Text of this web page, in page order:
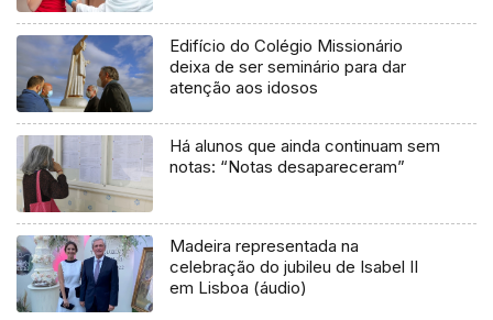
Edifício do Colégio Missionário
deixa de ser seminário para dar
atenção aos idosos
Há alunos que ainda continuam sem
notas: “Notas desapareceram”
Madeira representada na
celebração do jubileu de Isabel II
em Lisboa (áudio)